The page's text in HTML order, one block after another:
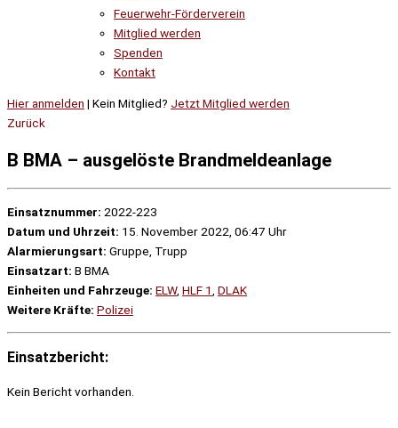
Feuerwehr-Förderverein
Mitglied werden
Spenden
Kontakt
Hier anmelden | Kein Mitglied? Jetzt Mitglied werden
Zurück
B BMA – ausgelöste Brandmeldeanlage
Einsatznummer: 2022-223
Datum und Uhrzeit: 15. November 2022, 06:47 Uhr
Alarmierungsart: Gruppe, Trupp
Einsatzart: B BMA
Einheiten und Fahrzeuge: ELW, HLF 1 DLAK
Weitere Kräfte: Polizei
Einsatzbericht:
Kein Bericht vorhanden.